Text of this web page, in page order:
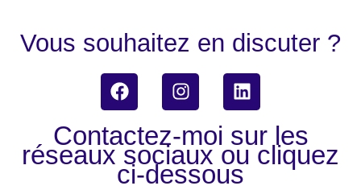
Vous souhaitez en discuter ?
F
a
c
e
b
o
I
n
s
t
a
g
L
i
n
k
e
d
Contactez-moi sur les
réseaux sociaux ou cliquez
ci-dessous